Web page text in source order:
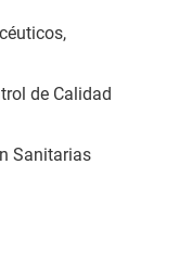
de Calidad
Sanitarias